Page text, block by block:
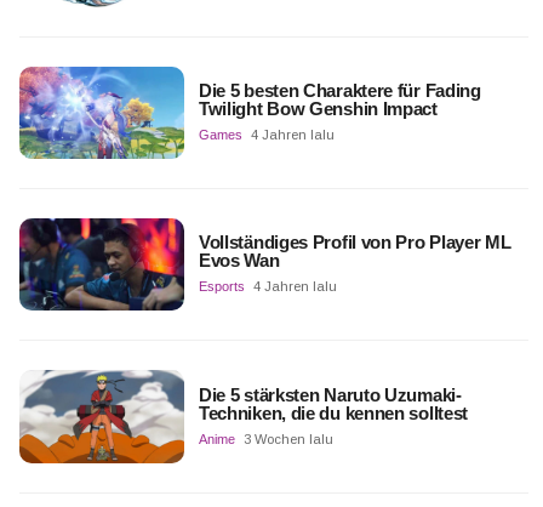
Die 5 besten Charaktere für Fading
Twilight Bow Genshin Impact
Games 4 Jahren lalu
Vollständiges Profil von Pro Player ML
Evos Wan
Esports 4 Jahren lalu
Die 5 stärksten Naruto Uzumaki-
Techniken, die du kennen solltest
Anime 3 Wochen lalu